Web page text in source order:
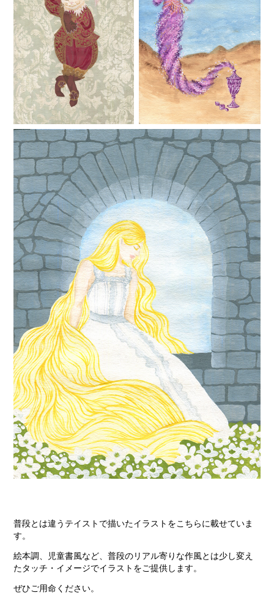
普段とは違うテイストで描いたイラストをこちらに載せていま
す。
絵本調、児童書風など、普段のリアル寄りな作風とは少し変え
たタッチ・イメージでイラストをご提供します。
ぜひご用命ください。